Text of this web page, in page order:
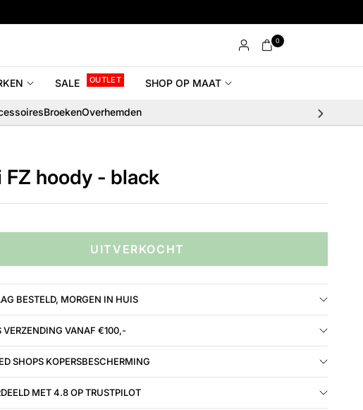
0
SALE OUTLET SHOP OP MAAT
BroekenOverhemden
FZ hoody - black
UITVERKOCHT
BESTELD, MORGEN IN HUIS
VERZENDING VANAF €100,-
SHOPS KOPERSBESCHERMING
MET 4.8 OP TRUSTPILOT